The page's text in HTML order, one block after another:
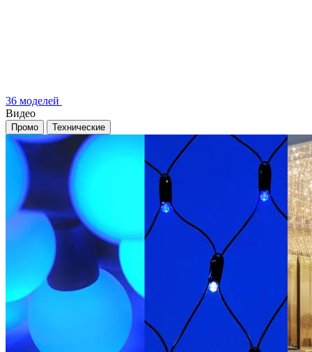
36 моделей
Видео
Промо Технические